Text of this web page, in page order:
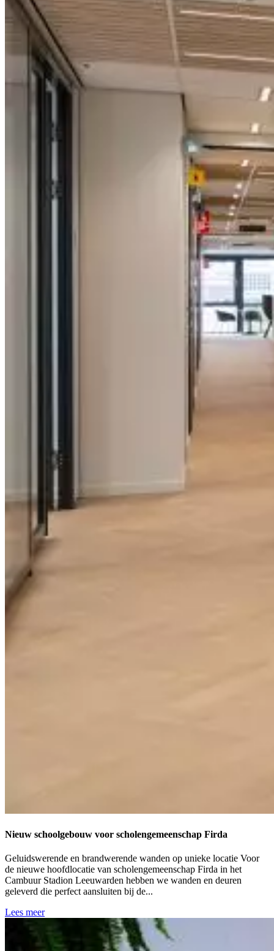
Nieuw schoolgebouw voor scholengemeenschap Firda
Geluidswerende en brandwerende wanden op unieke locatie Voor
de nieuwe hoofdlocatie van scholengemeenschap Firda in het
Cambuur Stadion Leeuwarden hebben we wanden en deuren
geleverd die perfect aansluiten bij de...
Lees meer